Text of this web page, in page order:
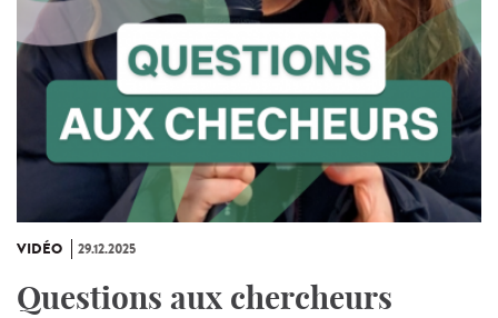
VIDÉO 29.12.2025
Questions aux chercheurs